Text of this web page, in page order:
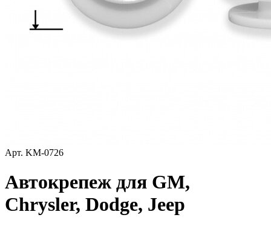
Арт. KM-0726
Автокрепеж для GM,
Chrysler, Dodge, Jeep